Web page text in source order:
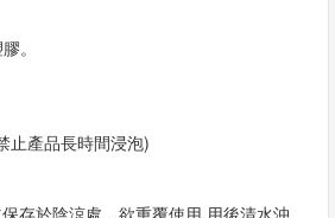
。
止產品長時間浸泡)
存於陰涼處，欲重覆使用.用後清水沖